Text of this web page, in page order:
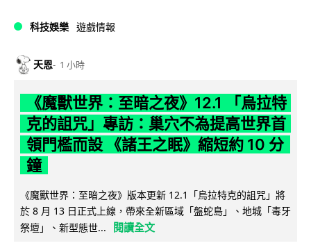
科技娛樂 遊戲情報
天恩 1 小時
《魔獸世界：至暗之夜》12.1 「烏拉特
克的詛咒」專訪：巢穴不為提高世界首
領門檻而設 《諸王之眠》縮短約 10 分
鐘
《魔獸世界：至暗之夜》版本更新 12.1「烏拉特克的詛咒」將
於 8 月 13 日正式上線，帶來全新區域「盤蛇島」、地城「毒牙
祭壇」、新型態世...
閱讀全文